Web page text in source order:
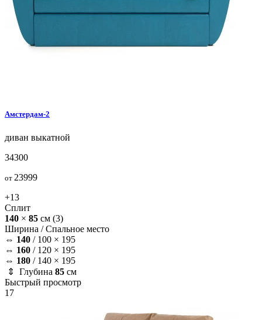
Амстердам-2
диван выкатной
34300
от 23999
+13
Сплит
140 × 85 см (3)
Ширина /Спальное место
⇔ 140 / 100 × 195
⇔ 160 / 120 × 195
⇔ 180 / 140 × 195
⇕ Глубина 85 см
Быстрый просмотр
17